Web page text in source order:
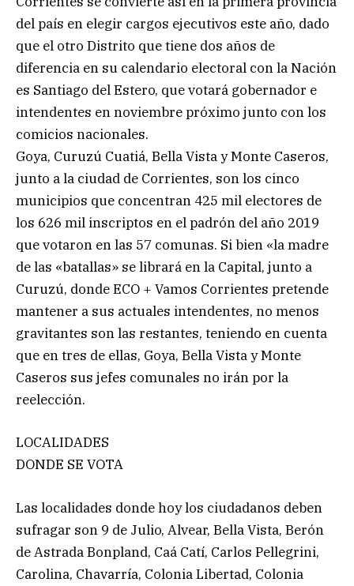
del país en elegir cargos ejecutivos este año, dado
que el otro Distrito que tiene dos años de
diferencia en su calendario electoral con la Nación
es Santiago del Estero, que votará gobernador e
intendentes en noviembre próximo junto con los
comicios nacionales.
Goya, Curuzú Cuatiá, Bella Vista y Monte Caseros,
junto a la ciudad de Corrientes, son los cinco
municipios que concentran 425 mil electores de
los 626 mil inscriptos en el padrón del año 2019
que votaron en las 57 comunas. Si bien «la madre
de las «batallas» se librará en la Capital, junto a
Curuzú, donde ECO + Vamos Corrientes pretende
mantener a sus actuales intendentes, no menos
gravitantes son las restantes, teniendo en cuenta
que en tres de ellas, Goya, Bella Vista y Monte
Caseros sus jefes comunales no irán por la
reelección.
LOCALIDADES
DONDE SE VOTA
Las localidades donde hoy los ciudadanos deben
sufragar son 9 de Julio, Alvear, Bella Vista, Berón
de Astrada Bonpland, Caá Catí, Carlos Pellegrini,
Carolina, Chavarría, Colonia Libertad, Colonia